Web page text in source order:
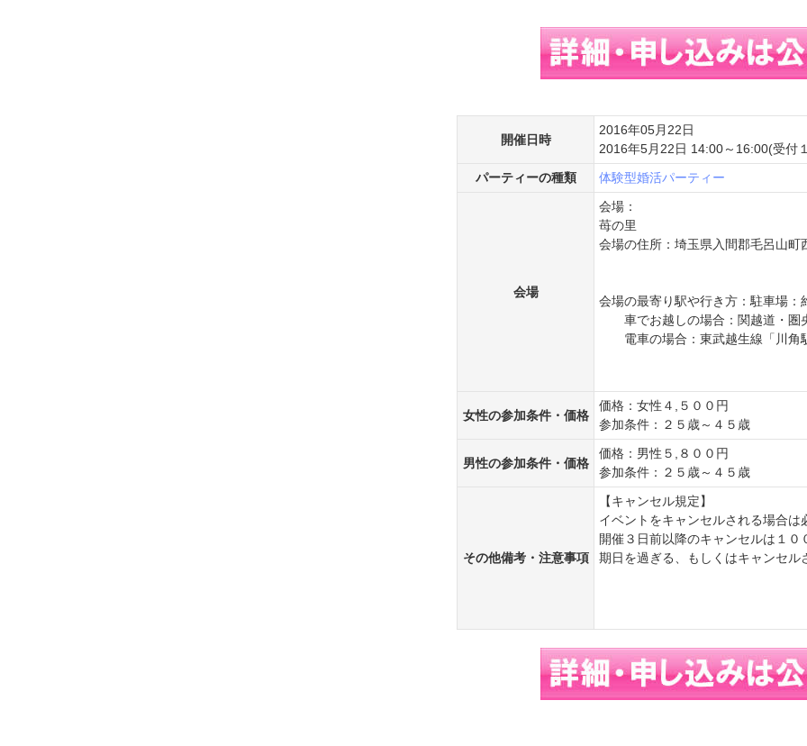
開催日時
2016年05月22日
2016年5月22日 14:00～16:00(受付
パーティーの種類
体験型婚活パーティー
会場
会場：
苺の里
会場の住所：埼玉県入間郡毛呂山
会場の最寄り駅や行き方：駐車場：
車でお越しの場合：関越道・圏
電車の場合：東武越生線「川角
女性の参加条件・価格
価格：女性４,５００円
参加条件：２５歳～４５歳
男性の参加条件・価格
価格：男性５,８００円
参加条件：２５歳～４５歳
その他備考・注意事項
【キャンセル規定】
イベントをキャンセルされる場合は
開催３日前以降のキャンセルは１
期日を過ぎる、もしくはキャンセ